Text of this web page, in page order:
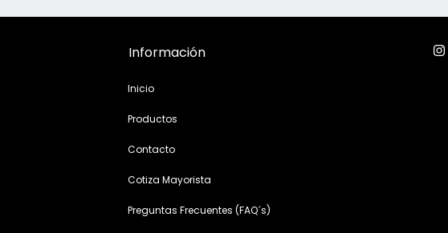
Información
Inicio
Productos
Contacto
Cotiza Mayorista
Preguntas Frecuentes (FAQ´s)